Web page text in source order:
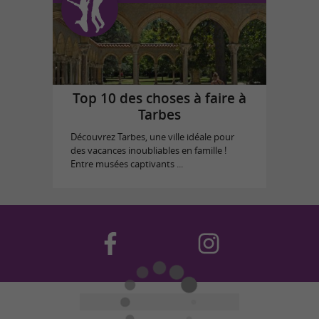
Top 10 des choses à faire à
Tarbes
Découvrez Tarbes, une ville idéale pour
des vacances inoubliables en famille !
Entre musées captivants ...